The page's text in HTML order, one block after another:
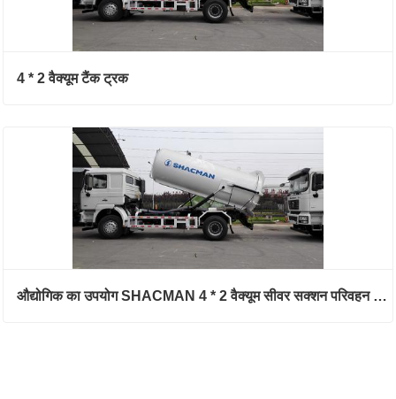
4 * 2 वैक्यूम टैंक ट्रक
औद्योगिक का उपयोग SHACMAN 4 * 2 वैक्यूम सीवर सक्शन परिवहन ट्रक